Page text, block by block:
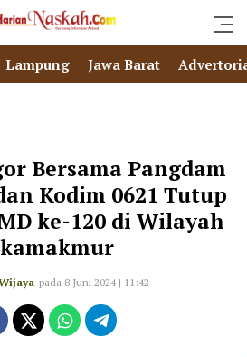
Lampung Jawa Barat
Bersama Pangdam
Kodim 0621 Tutup
ke-120 di Wilayah
pada 8 Juni 2024 | 11:42